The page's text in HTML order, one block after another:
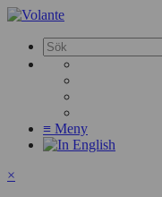
≡ Meny
×